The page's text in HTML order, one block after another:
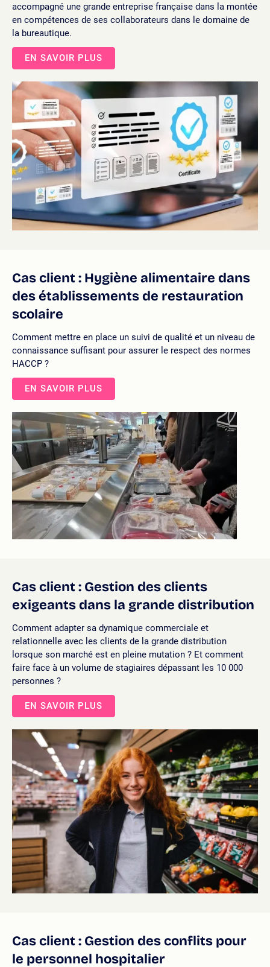
accompagné une grande entreprise française dans la montée
en compétences de ses collaborateurs dans le domaine de
la bureautique.
EN SAVOIR PLUS
Cas client : Hygiène alimentaire dans
des établissements de restauration
scolaire
Comment mettre en place un suivi de qualité et un niveau de
connaissance suffisant pour assurer le respect des normes
HACCP ?
EN SAVOIR PLUS
Cas client : Gestion des clients
exigeants dans la grande distribution
Comment adapter sa dynamique commerciale et
relationnelle avec les clients de la grande distribution
lorsque son marché est en pleine mutation ? Et comment
faire face à un volume de stagiaires dépassant les 10 000
personnes ?
EN SAVOIR PLUS
Cas client : Gestion des conflits pour
le personnel hospitalier